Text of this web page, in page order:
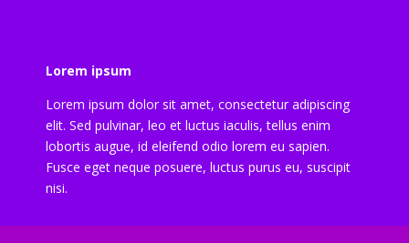
Lorem ipsum
Lorem ipsum dolor sit amet, consectetur adipiscing
elit. Sed pulvinar, leo et luctus iaculis, tellus enim
lobortis augue, id eleifend odio lorem eu sapien.
Fusce eget neque posuere, luctus purus eu, suscipit
nisi.